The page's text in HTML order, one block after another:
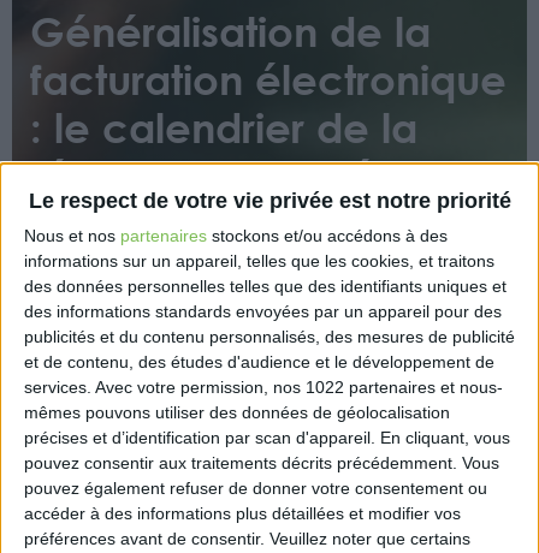
Le respect de votre vie privée est notre priorité
Nous et nos partenaires stockons et/ou accédons à des
informations sur un appareil, telles que les cookies, et traitons
des données personnelles telles que des identifiants uniques et
des informations standards envoyées par un appareil pour des
publicités et du contenu personnalisés, des mesures de publicité
et de contenu, des études d'audience et le développement de
services. Avec votre permission, nos 1022 partenaires et nous-
mêmes pouvons utiliser des données de géolocalisation
précises et d’identification par scan d'appareil. En cliquant, vous
pouvez consentir aux traitements décrits précédemment. Vous
pouvez également refuser de donner votre consentement ou
accéder à des informations plus détaillées et modifier vos
préférences avant de consentir. Veuillez noter que certains
Généralisation de la
facturation électronique
: le calendrier de la
réforme confirmé
Avec le vote de la loi de finances rectificative pour
2022, le calendrier de la généralisation de la
facturation électronique, ainsi que ses modalités de
mise en œuvre, sont précisés. Une expérimentation
devrait pouvoir être déployée dès janvier 2024 sur le
portail public de facturation.